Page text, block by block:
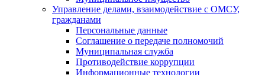
Управление делами, взаимодействие с ОМСУ,
гражданами
Персональные данные
Соглашение о передаче полномочий
Муниципальная служба
Противодействие коррупции
Информационные технологии